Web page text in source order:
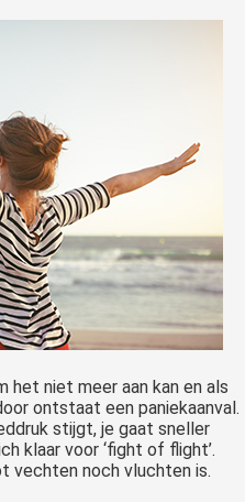
niet meer aan kan en als
ontstaat een paniekaanval.
stijgt, je gaat sneller
klaar voor ‘fight of flight’.
vechten noch vluchten is.